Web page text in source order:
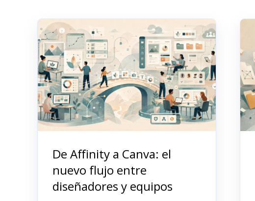
De Affinity a Canva: el
nuevo flujo entre
diseñadores y equipos